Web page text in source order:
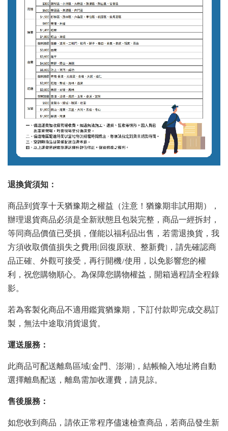
退換貨須知：
商品到貨享十天猶豫期之權益（注意！猶豫期非試用期），
辦理退貨商品必須是全新狀態且包裝完整，商品一經拆封，
等同商品價值已受損，僅能以福利品出售，若需退換貨，我
方須收取價值損失之費用(回復原狀、整新費)，請先確認商
品正確、外觀可接受，再行開機/使用，以免影響您的權
利，祝您購物順心。為保障您購物權益，開箱過程請全程錄
影。
若為客製化商品不適用鑑賞猶豫期，下訂付款即完成交易訂
製，無法中途取消貨退貨。
運送服務：
此商品可配送離島區域(金門、澎湖)，結帳輸入地址將自動
選擇離島配送，離島需加收運費，請見諒。
售後服務：
如您收到商品，請依正常程序儘速檢查商品，若商品發生新